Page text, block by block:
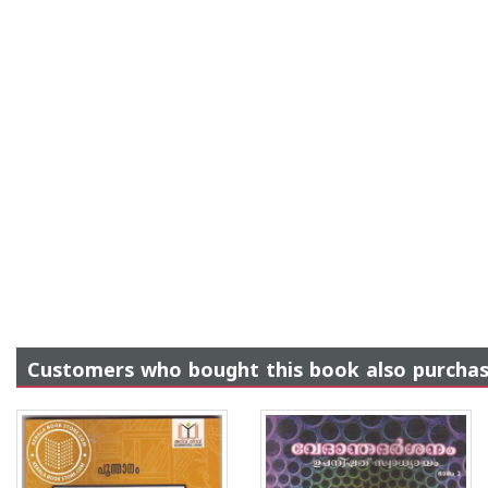
Customers who bought this book also